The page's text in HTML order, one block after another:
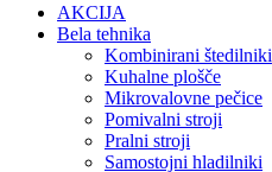
AKCIJA
Bela tehnika
Kombinirani štedilniki
Kuhalne plošče
Mikrovalovne pečice
Pomivalni stroji
Pralni stroji
Samostojni hladilniki